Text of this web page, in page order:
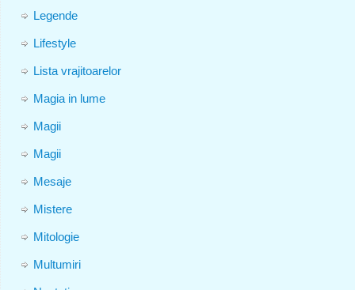
Legende
Lifestyle
Lista vrajitoarelor
Magia in lume
Magii
Magii
Mesaje
Mistere
Mitologie
Multumiri